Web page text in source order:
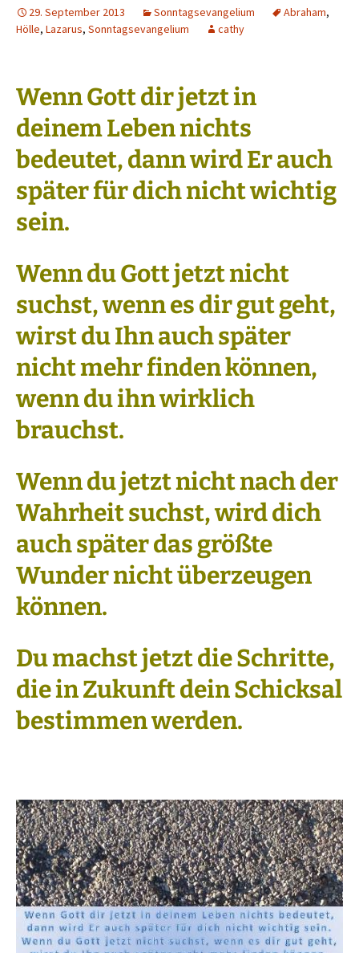
29. September 2013 Sonntagsevangelium Abraham,
Hölle, Lazarus, Sonntagsevangelium cathy
Wenn Gott dir jetzt in
deinem Leben nichts
bedeutet, dann wird Er auch
später für dich nicht wichtig
sein.
Wenn du Gott jetzt nicht
suchst, wenn es dir gut geht,
wirst du Ihn auch später
nicht mehr finden können,
wenn du ihn wirklich
brauchst.
Wenn du jetzt nicht nach der
Wahrheit suchst, wird dich
auch später das größte
Wunder nicht überzeugen
können.
Du machst jetzt die Schritte,
die in Zukunft dein Schicksal
bestimmen werden.